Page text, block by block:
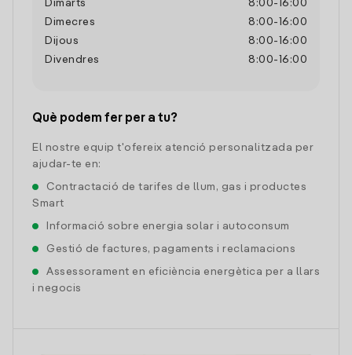
Dimarts
8:00- 16:00
Dimecres
8:00- 16:00
Dijous
8:00- 16:00
Divendres
8:00- 16:00
Què podem fer per a tu?
El nostre equip t'ofereix atenció personalitzada per
ajudar-te en:
Contractació de tarifes de llum, gas i productes
Smart
Informació sobre energia solar i autoconsum
Gestió de factures, pagaments i reclamacions
Assessorament en eficiència energètica per a llars
i negocis